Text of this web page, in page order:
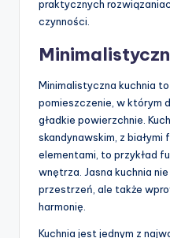
praktycznych
czynności.
Minimalistyczna kuchnia
pomieszczenie, w którym
gładkie powierzchnie.
skandynawskim, z
elementami, to przykład
wnętrza. Jasna kuchnia
przestrzeń, ale także
harmonię.
Kuchnia jest jednym z